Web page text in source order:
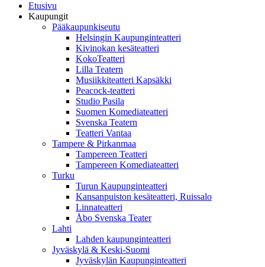
Etusivu
Kaupungit
Pääkaupunkiseutu
Helsingin Kaupunginteatteri
Kivinokan kesäteatteri
KokoTeatteri
Lilla Teatern
Musiikkiteatteri Kapsäkki
Peacock-teatteri
Studio Pasila
Suomen Komediateatteri
Svenska Teatern
Teatteri Vantaa
Tampere & Pirkanmaa
Tampereen Teatteri
Tampereen Komediateatteri
Turku
Turun Kaupunginteatteri
Kansanpuiston kesäteatteri, Ruissalo
Linnateatteri
Åbo Svenska Teater
Lahti
Lahden kaupunginteatteri
Jyväskylä & Keski-Suomi
Jyväskylän Kaupunginteatteri